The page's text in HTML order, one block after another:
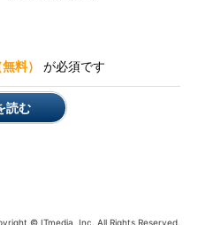
料） が必須です
読む
© ITmedia, Inc. All Rights Reserved.